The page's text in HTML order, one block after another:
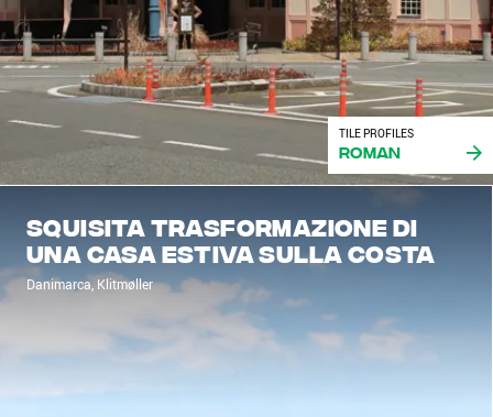
TILE PROFILES
Roman
Squisita trasformazione di
una casa estiva sulla costa
Danimarca, Klitmøller